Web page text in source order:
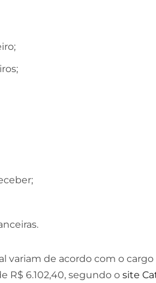
variam de acordo com o
R$ 6.102,40, segundo o site